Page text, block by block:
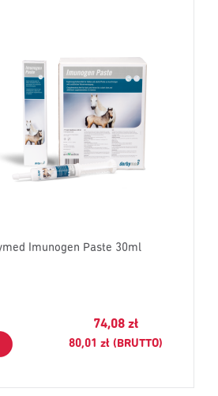
Imunogen Paste 30ml
74,08 zł
80,01 zł (BRUTTO)